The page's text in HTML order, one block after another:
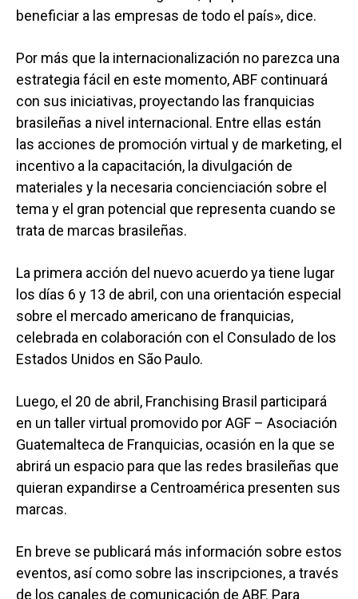
beneficiar a las empresas de todo el país», dice.
Por más que la internacionalización no parezca una
estrategia fácil en este momento, ABF continuará
con sus iniciativas, proyectando las franquicias
brasileñas a nivel internacional. Entre ellas están
las acciones de promoción virtual y de marketing, el
incentivo a la capacitación, la divulgación de
materiales y la necesaria concienciación sobre el
tema y el gran potencial que representa cuando se
trata de marcas brasileñas.
La primera acción del nuevo acuerdo ya tiene lugar
los días 6 y 13 de abril, con una orientación especial
sobre el mercado americano de franquicias,
celebrada en colaboración con el Consulado de los
Estados Unidos en São Paulo.
Luego, el 20 de abril, Franchising Brasil participará
en un taller virtual promovido por AGF – Asociación
Guatemalteca de Franquicias, ocasión en la que se
abrirá un espacio para que las redes brasileñas que
quieran expandirse a Centroamérica presenten sus
marcas.
En breve se publicará más información sobre estos
eventos, así como sobre las inscripciones, a través
de los canales de comunicación de ABF. Para